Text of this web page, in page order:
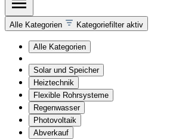
Alle Kategorien Kategoriefilter aktiv
Alle Kategorien
Solar und Speicher
Heiztechnik
Flexible Rohrsysteme
Regenwasser
Photovoltaik
Abverkauf